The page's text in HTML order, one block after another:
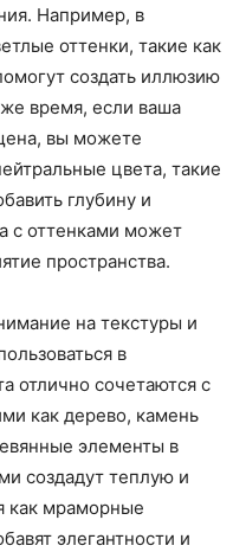
Например, в
оттенки, такие как
создать иллюзию
время, если ваша
вы можете
цвета, такие
глубину и
с оттенками может
пространства.
на текстуры и
в
отлично сочетаются с
как дерево, камень
элементы в
создадут теплую и
как мраморные
элегантности и